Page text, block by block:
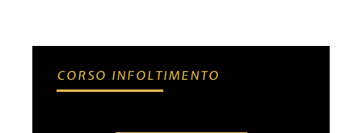
CORSO INFOLTIMENTO